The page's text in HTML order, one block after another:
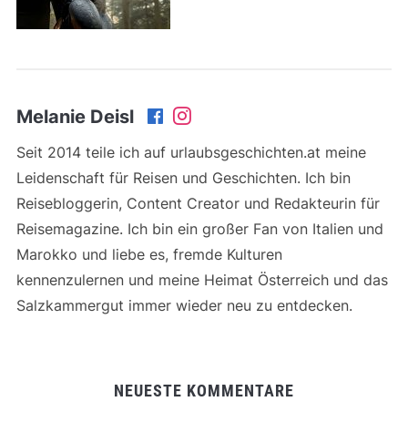
Melanie Deisl
Seit 2014 teile ich auf urlaubsgeschichten.at meine
Leidenschaft für Reisen und Geschichten. Ich bin
Reisebloggerin, Content Creator und Redakteurin für
Reisemagazine. Ich bin ein großer Fan von Italien und
Marokko und liebe es, fremde Kulturen
kennenzulernen und meine Heimat Österreich und das
Salzkammergut immer wieder neu zu entdecken.
NEUESTE KOMMENTARE